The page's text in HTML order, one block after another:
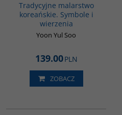
Tradycyjne malarstwo
koreańskie. Symbole i
wierzenia
Yoon Yul Soo
139.00PLN
ZOBACZ